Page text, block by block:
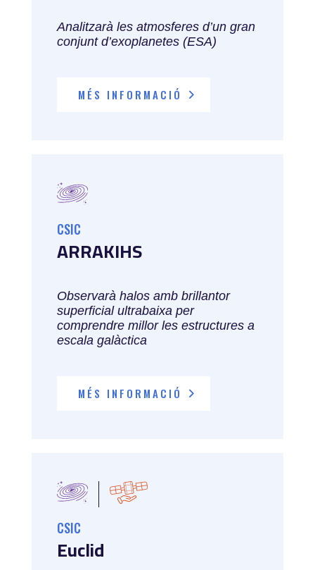
Analitzarà les atmosferes d’un gran
conjunt d’exoplanetes (ESA)
MÉS INFORMACIÓ
CSIC
ARRAKIHS
Observarà halos amb brillantor
superficial ultrabaixa per
comprendre millor les estructures a
escala galàctica
MÉS INFORMACIÓ
CSIC
Euclid